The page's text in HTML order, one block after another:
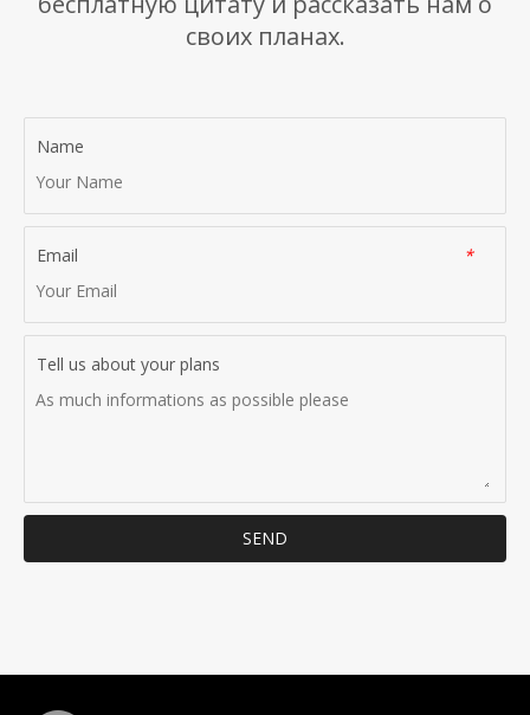
своих планах.
Name
*
Email
Tell us about your plans
SEND